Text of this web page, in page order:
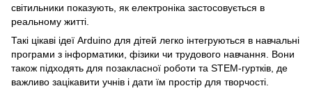
світильники показують, як електроніка застосовується в
реальному житті.
Такі цікаві ідеї Arduino для дітей легко інтегруються в навчальні
програми з інформатики, фізики чи трудового навчання. Вони
також підходять для позакласної роботи та STEM-гуртків, де
важливо зацікавити учнів і дати їм простір для творчості.